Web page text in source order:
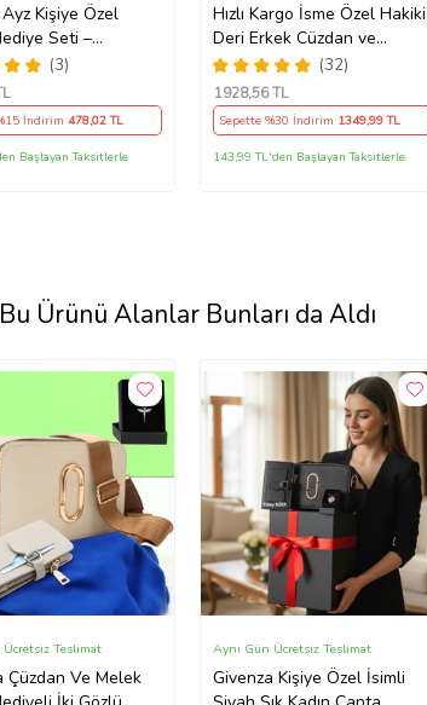
Kişiye Özel
Seti –
Deri Cüzdan
Bileklik ve
(Siyah)
(3)
İndirim 478,02 TL
Başlayan Taksitlerle
Hızlı Kargo İsme Özel Hakiki
Deri Erkek Cüzdan ve
Anahtarlık Hediye Seti,
Sevgiliye, Eşe, Babaya,
Arkadaşa Kişiye Özel
Hediye
(32)
1928,56 TL
Sepette %30 İndirim 1349,99 TL
143,99 TL'den Başlayan Taksitlerle
Bu Ürünü Alanlar Bunları da Aldı
Çüzdan Ve Melek
Teslimat
Givenza Kişiye Özel İsimli
Aynı Gün Ücretsiz Teslimat